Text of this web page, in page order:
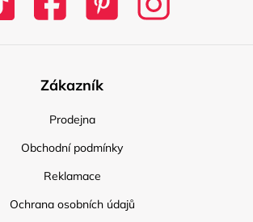
Zákazník
Prodejna
Obchodní podmínky
Reklamace
Ochrana osobních údajů